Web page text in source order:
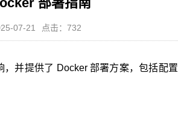
07-21 点击：732
并提供了 Docker 部署方案，包括配置